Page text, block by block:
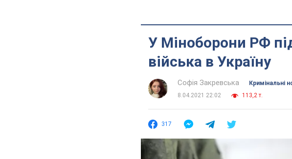
У Міноборони РФ
війська в Україну
Софія Закревська
Кримінальні
8.04.2021 22:02
113,2 т.
317